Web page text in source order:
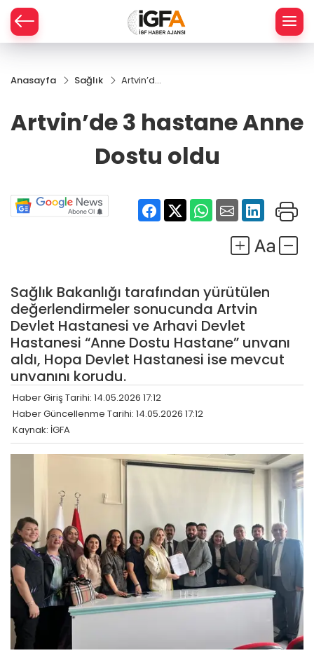
Anasayfa Sağlık
Artvin’de
Anne
oldu
Artvin’de 3 hastane Anne
Dostu oldu
Sağlık Bakanlığı tarafından yürütülen
değerlendirmeler sonucunda Artvin
Devlet Hastanesi ve Arhavi Devlet
Hastanesi “Anne Dostu Hastane” unvanı
aldı, Hopa Devlet Hastanesi ise mevcut
unvanını korudu.
Haber Giriş Tarihi: 14.05.2026 17:12
Haber Güncellenme Tarihi: 14.05.2026 17:12
Kaynak: İGFA